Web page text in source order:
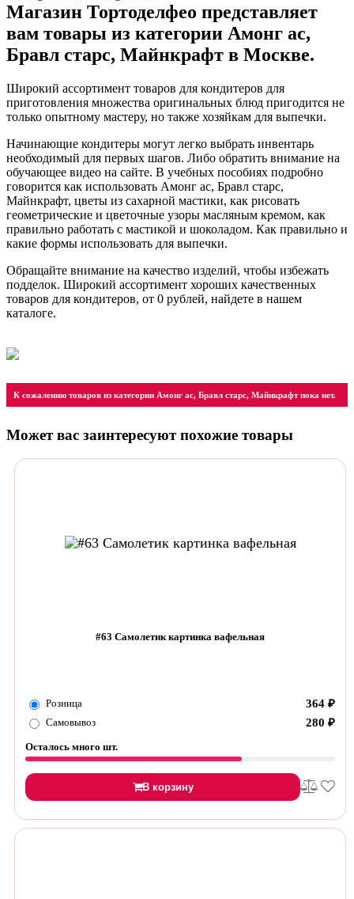
Магазин Тортоделфео представляет
вам товары из категории Амонг ас,
Бравл старс, Майнкрафт в Москве.
Широкий ассортимент товаров для кондитеров для
приготовления множества оригинальных блюд пригодится не
только опытному мастеру, но также хозяйкам для выпечки.
Начинающие кондитеры могут легко выбрать инвентарь
необходимый для первых шагов. Либо обратить внимание на
обучающее видео на сайте. В учебных пособиях подробно
говорится как использовать Амонг ас, Бравл старс,
Майнкрафт, цветы из сахарной мастики, как рисовать
геометрические и цветочные узоры масляным кремом, как
правильно работать с мастикой и шоколадом. Как правильно и
какие формы использовать для выпечки.
Обращайте внимание на качество изделий, чтобы избежать
подделок. Широкий ассортимент хороших качественных
товаров для кондитеров, от 0 рублей, найдете в нашем
каталоге.
К сожалению товаров из категории Амонг ас, Бравл старс, Майнкрафт пока нет.
Может вас заинтересуют похожие товары
#63 Самолетик картинка вафельная
Розница 364 ₽
Самовывоз 280 ₽
Осталось много шт.
В корзину